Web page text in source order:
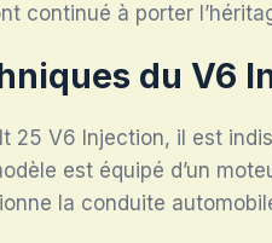
continué à porter
du V6
25 V6 Injection, il est
est équipé d’un
la conduite